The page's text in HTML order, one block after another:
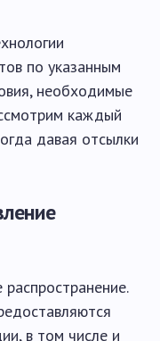
по указанным
необходимые
каждый
давая отсылки
в том числе и